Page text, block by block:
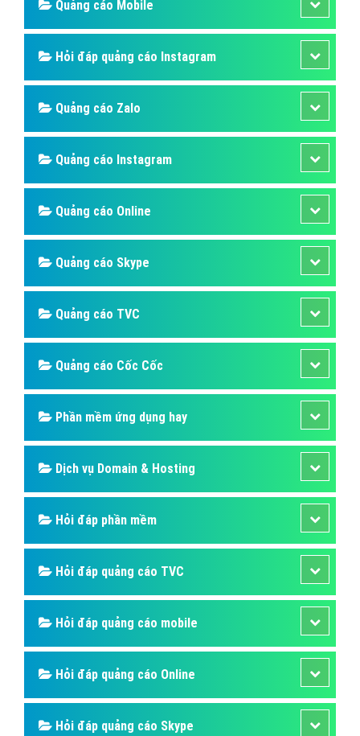
Quảng cáo Mobile
Hỏi đáp quảng cáo Instagram
Quảng cáo Zalo
Quảng cáo Instagram
Quảng cáo Online
Quảng cáo Skype
Quảng cáo TVC
Quảng cáo Cốc Cốc
Phần mềm ứng dụng hay
Dịch vụ Domain & Hosting
Hỏi đáp phần mềm
Hỏi đáp quảng cáo TVC
Hỏi đáp quảng cáo mobile
Hỏi đáp quảng cáo Online
Hỏi đáp quảng cáo Skype